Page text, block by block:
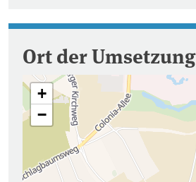
Ort der Umsetzung
+
−